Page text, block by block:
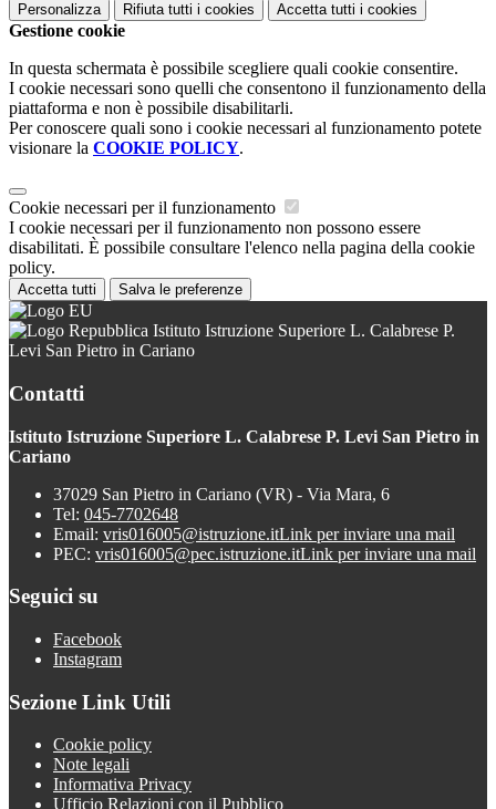
Personalizza Rifiuta tutti i cookies Accetta tutti i cookies
Gestione cookie
In questa schermata è possibile scegliere quali cookie consentire.
I cookie necessari sono quelli che consentono il funzionamento della
piattaforma e non è possibile disabilitarli.
Per conoscere quali sono i cookie necessari al funzionamento potete
visionare la COOKIE POLICY.
Cookie necessari per il funzionamento
I cookie necessari per il funzionamento non possono essere
disabilitati. È possibile consultare l'elenco nella pagina della cookie
policy.
Accetta tutti Salva le preferenze
Istituto Istruzione Superiore L. Calabrese P.
Levi San Pietro in Cariano
Contatti
Istituto Istruzione Superiore L. Calabrese P. Levi San Pietro in
Cariano
37029 San Pietro in Cariano (VR) - Via Mara, 6
Tel: 045-7702648
Email: vris016005@istruzione.itLink per inviare una mail
PEC: vris016005@pec.istruzione.itLink per inviare una mail
Seguici su
Facebook
Instagram
Sezione Link Utili
Cookie policy
Note legali
Informativa Privacy
Ufficio Relazioni con il Pubblico